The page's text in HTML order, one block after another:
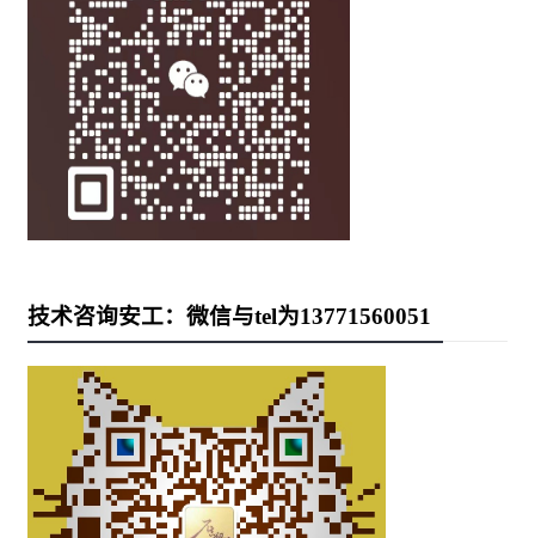
技术咨询安工：微信与tel为13771560051